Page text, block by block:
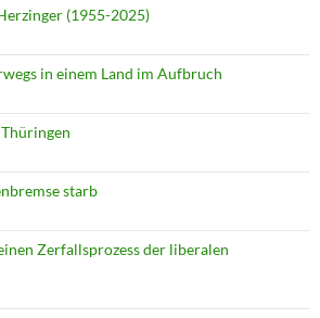
(1955-2025)
in einem Land im Aufbruch
starb
Zerfallsprozess der liberalen